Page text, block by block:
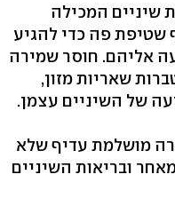
שיניים המכילה
שטיפת פה כדי להגיע
אליהם. חוסר שמירה
שאריות מזון,
של השיניים עצמן.
מושלמת עדיף שלא
ובריאות השיניים